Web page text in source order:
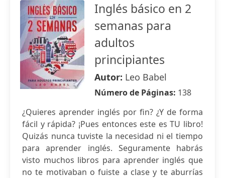
Inglés básico en 2
semanas para
adultos
principiantes
Autor: Leo Babel
Número de Páginas: 138
¿Quieres aprender inglés por fin? ¿Y de forma
fácil y rápida? ¡Pues entonces este es TU libro!
Quizás nunca tuviste la necesidad ni el tiempo
para aprender inglés. Seguramente habrás
visto muchos libros para aprender inglés que
no te motivaban o fuiste a clase y te aburrías